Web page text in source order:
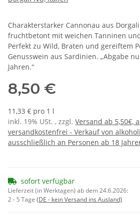
Charakterstarker Cannonau aus
fruchtbetont mit weichen Tanninen
Perfekt zu Wild, Braten und gereiftem
Genusswein aus Sardinien. „Abgabe
Jahren.“
8,50 €
11,33 € pro 1 l
inkl. 19% USt. , zzgl. Versand ab 5,50€,
versandkostenfrei - Verkauf von
ausschließlich an Personen ab 18
sofort verfügbar
Lieferzeit (in Werktagen) ab dem 24.6.2026:
2 - 5 Tage (DE - kein Versand ins Ausland)